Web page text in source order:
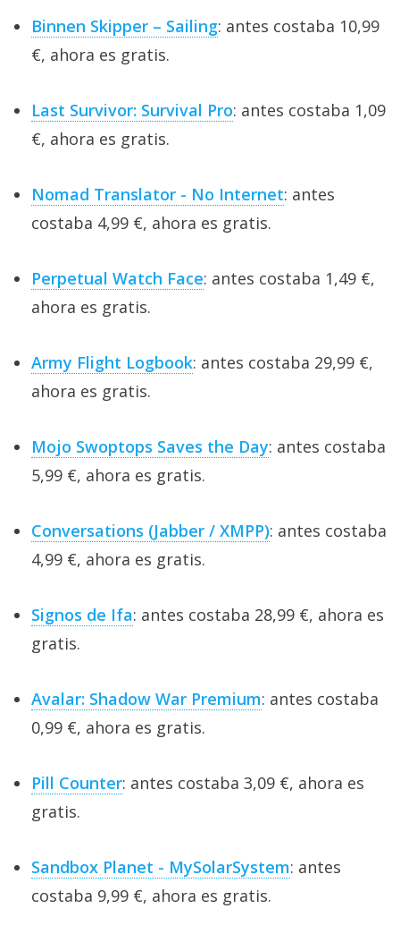
Binnen Skipper – Sailing: antes costaba 10,99
€, ahora es gratis.
Last Survivor: Survival Pro: antes costaba 1,09
€, ahora es gratis.
Nomad Translator - No Internet: antes
costaba 4,99 €, ahora es gratis.
Perpetual Watch Face: antes costaba 1,49 €,
ahora es gratis.
Army Flight Logbook: antes costaba 29,99 €,
ahora es gratis.
Mojo Swoptops Saves the Day: antes costaba
5,99 €, ahora es gratis.
Conversations (Jabber / XMPP): antes costaba
4,99 €, ahora es gratis.
Signos de Ifa: antes costaba 28,99 €, ahora es
gratis.
Avalar: Shadow War Premium: antes costaba
0,99 €, ahora es gratis.
Pill Counter: antes costaba 3,09 €, ahora es
gratis.
Sandbox Planet - MySolarSystem: antes
costaba 9,99 €, ahora es gratis.